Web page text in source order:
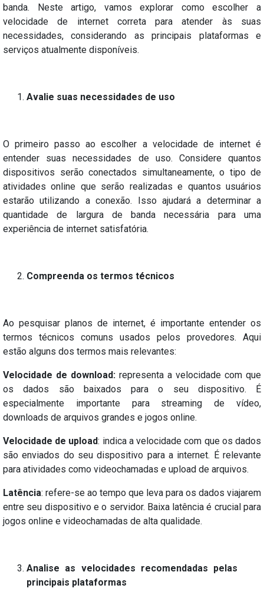
banda. Neste artigo, vamos explorar como escolher a
velocidade de internet correta para atender às suas
necessidades, considerando as principais plataformas e
serviços atualmente disponíveis.
Avalie suas necessidades de uso
O primeiro passo ao escolher a velocidade de internet é
entender suas necessidades de uso. Considere quantos
dispositivos serão conectados simultaneamente, o tipo de
atividades online que serão realizadas e quantos usuários
estarão utilizando a conexão. Isso ajudará a determinar a
quantidade de largura de banda necessária para uma
experiência de internet satisfatória.
Compreenda os termos técnicos
Ao pesquisar planos de internet, é importante entender os
termos técnicos comuns usados ​​pelos provedores. Aqui
estão alguns dos termos mais relevantes:
Velocidade de download: representa a velocidade com que
os dados são baixados para o seu dispositivo. É
especialmente importante para streaming de vídeo,
downloads de arquivos grandes e jogos online.
Velocidade de upload: indica a velocidade com que os dados
são enviados do seu dispositivo para a internet. É relevante
para atividades como videochamadas e upload de arquivos.
Latência: refere-se ao tempo que leva para os dados viajarem
entre seu dispositivo e o servidor. Baixa latência é crucial para
jogos online e videochamadas de alta qualidade.
Analise as velocidades recomendadas pelas
principais plataformas